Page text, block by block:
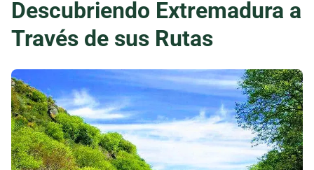
Descubriendo Extremadura a
Través de sus Rutas